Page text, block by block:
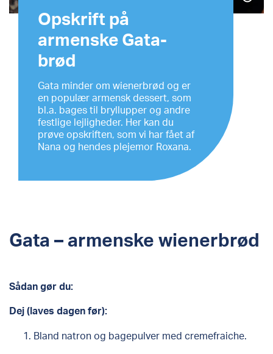
Opskrift på
armenske Gata-
brød
Gata minder om wienerbrød og er
en populær armensk dessert, som
bl.a. bages til bryllupper og andre
festlige lejligheder. Her kan du
prøve opskriften, som vi har fået af
Nana og hendes plejemor Roxana.
Gata – armenske wienerbrød
Sådan gør du:
Dej (laves dagen før):
Bland natron og bagepulver med cremefraiche.